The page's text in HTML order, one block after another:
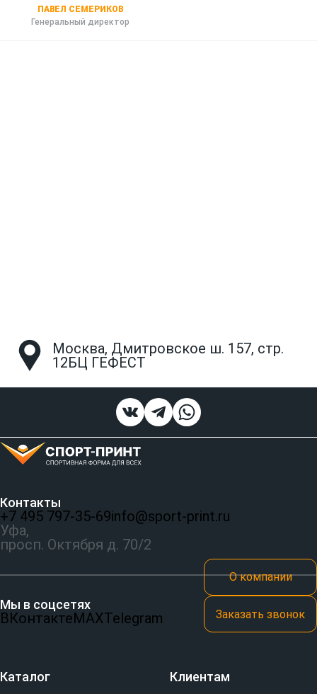
ПАВЕЛ СЕМЕРИКОВ
Генеральный директор
Москва, Дмитровское ш. 157, стр.
12БЦ ГЕФЕСТ
Контакты
+7 495 797‑35-69info@sport-print.ru
Уфа,
просп. Октября д. 70/2
Мы в соцсетях
ВКонтактеMAXTelegram
О компании
Заказать звонок
Каталог Клиентам